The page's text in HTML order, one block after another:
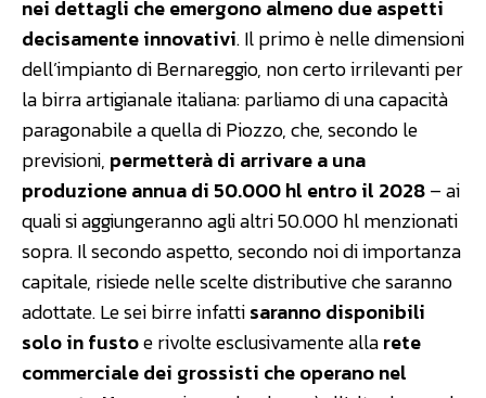
nei dettagli che emergono almeno due aspetti
decisamente innovativi. Il primo è nelle dimensioni
dell’impianto di Bernareggio, non certo irrilevanti per
la birra artigianale italiana: parliamo di una capacità
paragonabile a quella di Piozzo, che, secondo le
previsioni, permetterà di arrivare a una
produzione annua di 50.000 hl entro il 2028– ai
quali si aggiungeranno agli altri 50.000 hl menzionati
sopra. Il secondo aspetto, secondo noi di importanza
capitale, risiede nelle scelte distributive che saranno
adottate. Le sei birre infattisaranno disponibili
solo in fustoe rivolte esclusivamente allarete
commerciale dei grossisti che operano nel